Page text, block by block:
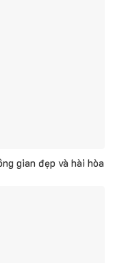
gian đẹp và hài hòa